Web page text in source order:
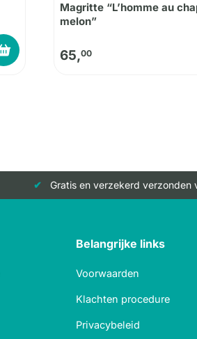
Magritte “L’homme au
melon”
65,00
Gratis en verzekerd verzonden
Belangrijke links
Voorwaarden
Klachten procedure
Privacybeleid